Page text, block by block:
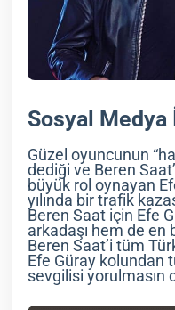
Sosyal
Güzel oyuncunun
dediği ve Beren
büyük rol oynayan
yılında bir trafik
Beren Saat için Efe
arkadaşı hem de en
Beren Saat’i tüm
Efe Güray kolundan
sevgilisi yorulmasın